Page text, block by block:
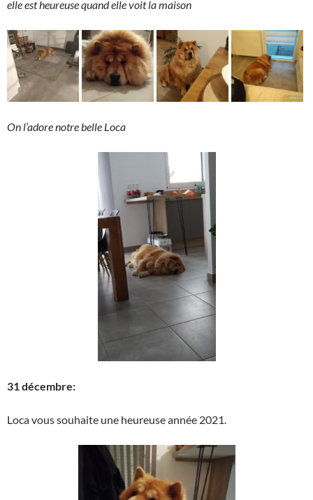
elle est heureuse quand elle voit la maison
On l’adore notre belle Loca
31 décembre:
Loca vous souhaite une heureuse année 2021.